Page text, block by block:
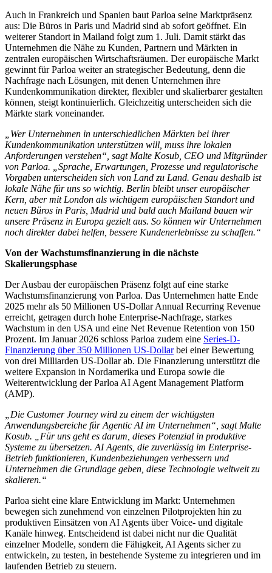
Auch in Frankreich und Spanien baut Parloa seine Marktpräsenz
aus: Die Büros in Paris und Madrid sind ab sofort geöffnet. Ein
weiterer Standort in Mailand folgt zum 1. Juli. Damit stärkt das
Unternehmen die Nähe zu Kunden, Partnern und Märkten in
zentralen europäischen Wirtschaftsräumen. Der europäische Markt
gewinnt für Parloa weiter an strategischer Bedeutung, denn die
Nachfrage nach Lösungen, mit denen Unternehmen ihre
Kundenkommunikation direkter, flexibler und skalierbarer gestalten
können, steigt kontinuierlich. Gleichzeitig unterscheiden sich die
Märkte stark voneinander.
„Wer Unternehmen in unterschiedlichen Märkten bei ihrer
Kundenkommunikation unterstützen will, muss ihre lokalen
Anforderungen verstehen“, sagt Malte Kosub, CEO und Mitgründer
von Parloa. „Sprache, Erwartungen, Prozesse und regulatorische
Vorgaben unterscheiden sich von Land zu Land. Genau deshalb ist
lokale Nähe für uns so wichtig. Berlin bleibt unser europäischer
Kern, aber mit London als wichtigem europäischen Standort und
neuen Büros in Paris, Madrid und bald auch Mailand bauen wir
unsere Präsenz in Europa gezielt aus. So können wir Unternehmen
noch direkter dabei helfen, bessere Kundenerlebnisse zu schaffen.“
Von der Wachstumsfinanzierung in die nächste
Skalierungsphase
Der Ausbau der europäischen Präsenz folgt auf eine starke
Wachstumsfinanzierung von Parloa. Das Unternehmen hatte Ende
2025 mehr als 50 Millionen US-Dollar Annual Recurring Revenue
erreicht, getragen durch hohe Enterprise-Nachfrage, starkes
Wachstum in den USA und eine Net Revenue Retention von 150
Prozent. Im Januar 2026 schloss Parloa zudem eine Series-D-
Finanzierung über 350 Millionen US-Dollarbei einer Bewertung
von drei Milliarden US-Dollar ab. Die Finanzierung unterstützt die
weitere Expansion in Nordamerika und Europa sowie die
Weiterentwicklung der Parloa AI Agent Management Platform
(AMP).
„Die Customer Journey wird zu einem der wichtigsten
Anwendungsbereiche für Agentic AI im Unternehmen“, sagt Malte
Kosub. „Für uns geht es darum, dieses Potenzial in produktive
Systeme zu übersetzen. AI Agents, die zuverlässig im Enterprise-
Betrieb funktionieren, Kundenbeziehungen verbessern und
Unternehmen die Grundlage geben, diese Technologie weltweit zu
skalieren.“
Parloa sieht eine klare Entwicklung im Markt: Unternehmen
bewegen sich zunehmend von einzelnen Pilotprojekten hin zu
produktiven Einsätzen von AI Agents über Voice- und digitale
Kanäle hinweg. Entscheidend ist dabei nicht nur die Qualität
einzelner Modelle, sondern die Fähigkeit, AI Agents sicher zu
entwickeln, zu testen, in bestehende Systeme zu integrieren und im
laufenden Betrieb zu steuern.